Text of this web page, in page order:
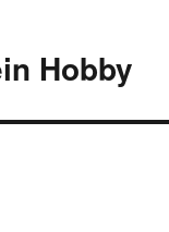
Hobby